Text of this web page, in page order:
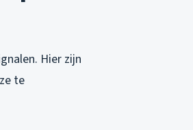
Hier zijn
te